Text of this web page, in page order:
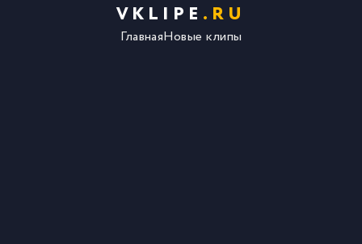
VKLIPE .RU
ГлавнаяНовые клипы